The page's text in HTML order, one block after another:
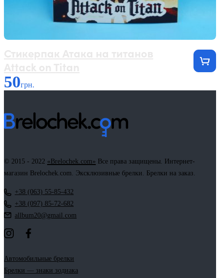
50грн.
© 2015 - 2022 «Brelochek.com» Все права защищены. Интернет-
магазин Brelochek.com. Эксклюзивные брелки. Брелки на заказ.
+38 (063) 55-85-432
+38 (097) 85-72-682
allbum20@gmail.com
Автомобильные брелки
Брелки — знаки зодиака